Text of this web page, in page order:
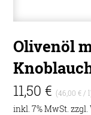
Olivenöl
11,50 €(46,00 € /
inkl. 7% MwSt. zzgl.